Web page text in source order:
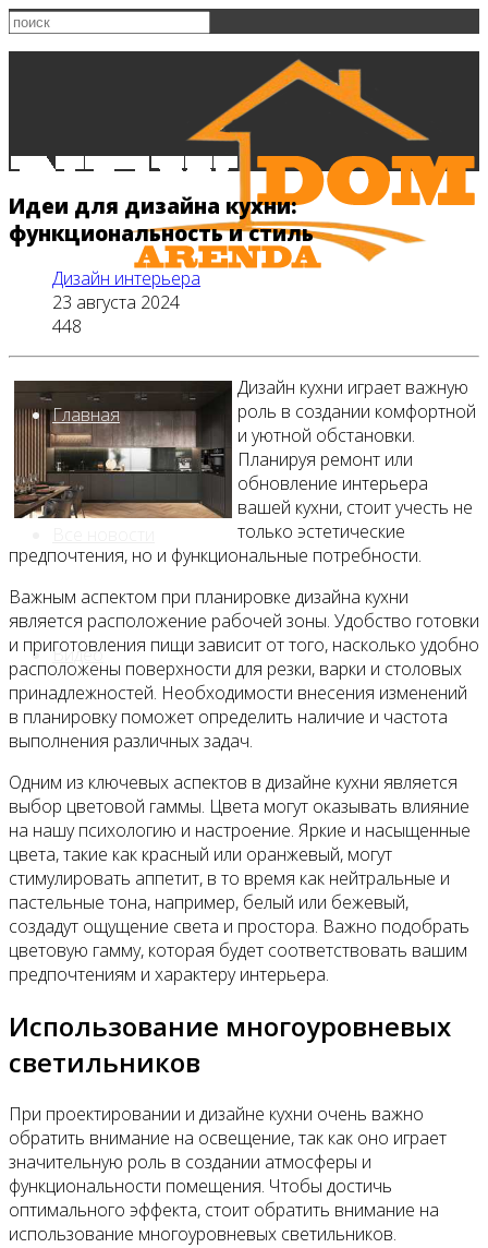
Главная
Видео
Идеи для дизайна кухни:
функциональность и стиль
Дизайн интерьера
23 августа 2024
448
Дизайн кухни играет важную
роль в создании комфортной
и уютной обстановки.
Планируя ремонт или
обновление интерьера
вашей кухни, стоит учесть не
только эстетические
предпочтения, но и функциональные потребности.
Важным аспектом при планировке дизайна кухни
является расположение рабочей зоны. Удобство готовки
и приготовления пищи зависит от того, насколько удобно
расположены поверхности для резки, варки и столовых
принадлежностей. Необходимости внесения изменений
в планировку поможет определить наличие и частота
выполнения различных задач.
Одним из ключевых аспектов в дизайне кухни является
выбор цветовой гаммы. Цвета могут оказывать влияние
на нашу психологию и настроение. Яркие и насыщенные
цвета, такие как красный или оранжевый, могут
стимулировать аппетит, в то время как нейтральные и
пастельные тона, например, белый или бежевый,
создадут ощущение света и простора. Важно подобрать
цветовую гамму, которая будет соответствовать вашим
предпочтениям и характеру интерьера.
Использование многоуровневых
светильников
При проектировании и дизайне кухни очень важно
обратить внимание на освещение, так как оно играет
значительную роль в создании атмосферы и
функциональности помещения. Чтобы достичь
оптимального эффекта, стоит обратить внимание на
использование многоуровневых светильников.